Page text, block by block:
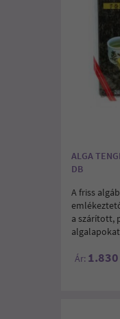
ALGA
DB
A friss
a szárított,
Ár: 1.830